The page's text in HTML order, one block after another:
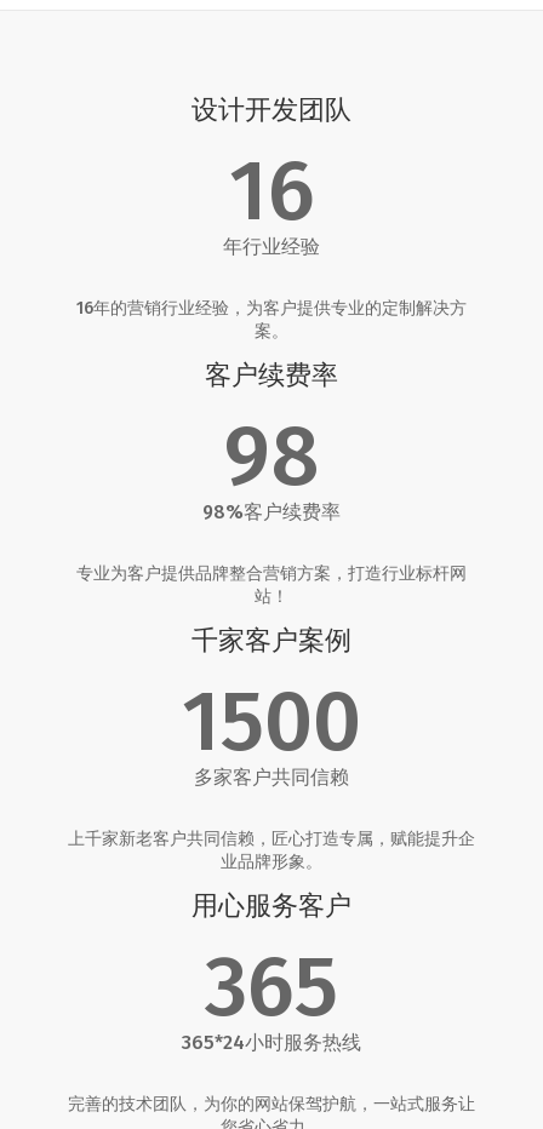
设计开发团队
16
年行业经验
16年的营销行业经验，为客户提供专业的定制解决方
案。
客户续费率
98
98%客户续费率
专业为客户提供品牌整合营销方案，打造行业标杆网
站！
千家客户案例
1500
多家客户共同信赖
上千家新老客户共同信赖，匠心打造专属，赋能提升企
业品牌形象。
用心服务客户
365
365*24小时服务热线
完善的技术团队，为你的网站保驾护航，一站式服务让